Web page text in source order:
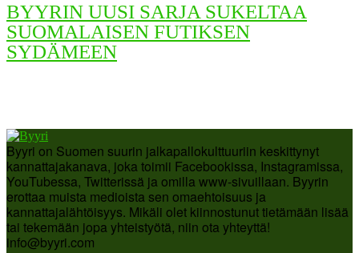
BYYRIN UUSI SARJA SUKELTAA
SUOMALAISEN FUTIKSEN
SYDÄMEEN
Byyri on Suomen suurin jalkapallokulttuuriin keskittynyt
kannattajakanava, joka toimii Facebookissa, Instagramissa,
YouTubessa, Twitterissä ja omilla www-sivuillaan. Byyrin
erottaa muista medioista sen omaehtoisuus ja
kannattajalähtöisyys. Mikäli olet kiinnostunut tietämään lisää
tai tekemään jopa yhteistyötä, niin ota yhteyttä!
info@byyri.com